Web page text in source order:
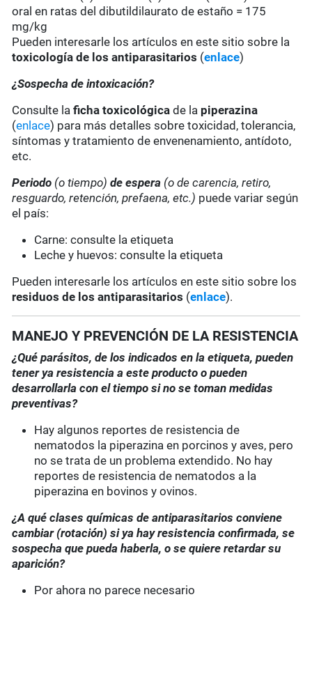
oral en ratas del dibutildilaurato de estaño = 175
mg/kg
Pueden interesarle los artículos en este sitio sobre la
toxicología de los antiparasitarios (enlace)
¿Sospecha de intoxicación?
Consulte laficha toxicológica de la piperazina
(enlace) para más detalles sobre toxicidad, tolerancia,
síntomas y tratamiento de envenenamiento, antídoto,
etc.
Periodo (o tiempo) de espera (o de carencia, retiro,
resguardo, retención, prefaena, etc.) puede variar según
el país:
Carne: consulte la etiqueta
Leche y huevos: consulte la etiqueta
Pueden interesarle los artículos en este sitio sobre los
residuos de los antiparasitarios (enlace).
MANEJO Y PREVENCIÓN DE LA RESISTENCIA
¿Qué parásitos, de los indicados en la etiqueta, pueden
tener ya resistencia a este producto o pueden
desarrollarla con el tiempo si no se toman medidas
preventivas?
Hay algunos reportes de resistencia de
nematodos la piperazina en porcinos y aves, pero
no se trata de un problema extendido. No hay
reportes de resistencia de nematodos a la
piperazina en bovinos y ovinos.
¿A qué clases químicas de antiparasitarios conviene
cambiar (rotación) si ya hay resistencia confirmada, se
sospecha que pueda haberla, o se quiere retardar su
aparición?
Por ahora no parece necesario